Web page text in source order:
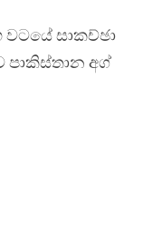
සාකච්ඡා
අග්